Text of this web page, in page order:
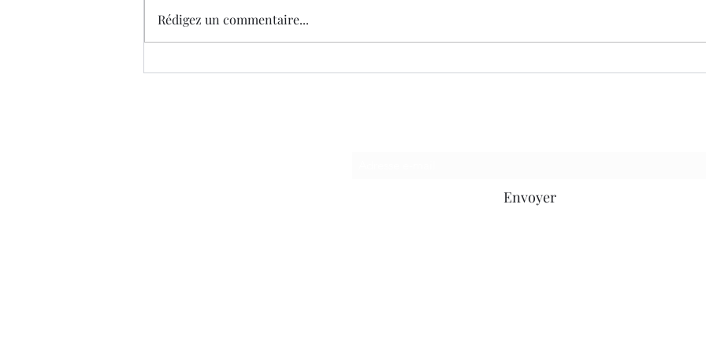
Un
Rédigez un commentaire...
Envoyer